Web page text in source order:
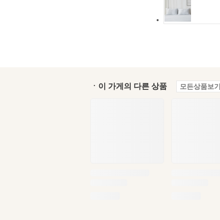
ㆍ이 가게의 다른 상품 모든상품보